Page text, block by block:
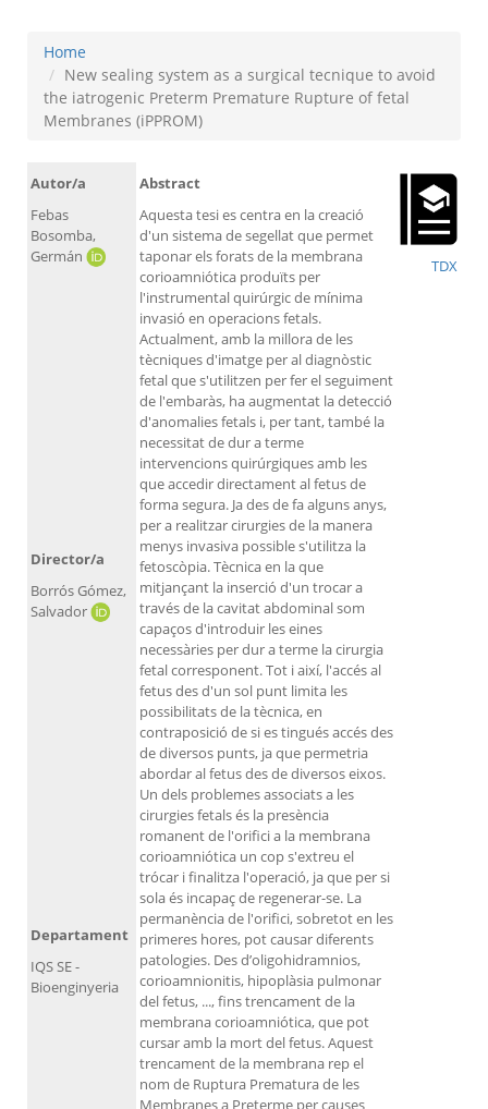
Home
New sealing system as a surgical tecnique to avoid
the iatrogenic Preterm Premature Rupture of fetal
Membranes (iPPROM)
Autor/a
Febas
Bosomba,
Germán
Abstract
Aquesta tesi es centra en la creació
d'un sistema de segellat que permet
taponar els forats de la membrana
corioamniótica produïts per
l'instrumental quirúrgic de mínima
invasió en operacions fetals.
Actualment, amb la millora de les
tècniques d'imatge per al diagnòstic
fetal que s'utilitzen per fer el seguiment
de l'embaràs, ha augmentat la detecció
d'anomalies fetals i, per tant, també la
necessitat de dur a terme
intervencions quirúrgiques amb les
que accedir directament al fetus de
forma segura. Ja des de fa alguns anys,
per a realitzar cirurgies de la manera
menys invasiva possible s'utilitza la
fetoscòpia. Tècnica en la que
mitjançant la inserció d'un trocar a
través de la cavitat abdominal som
capaços d'introduir les eines
necessàries per dur a terme la cirurgia
fetal corresponent. Tot i així, l'accés al
fetus des d'un sol punt limita les
possibilitats de la tècnica, en
contraposició de si es tingués accés des
de diversos punts, ja que permetria
abordar al fetus des de diversos eixos.
Un dels problemes associats a les
cirurgies fetals és la presència
romanent de l'orifici a la membrana
corioamniótica un cop s'extreu el
trócar i finalitza l'operació, ja que per si
sola és incapaç de regenerar-se. La
permanència de l'orifici, sobretot en les
primeres hores, pot causar diferents
patologies. Des d’oligohidramnios,
corioamnionitis, hipoplàsia pulmonar
del fetus, ..., fins trencament de la
membrana corioamniótica, que pot
cursar amb la mort del fetus. Aquest
trencament de la membrana rep el
nom de Ruptura Prematura de les
Membranes a Preterme per causes
TDX
Director/a
Borrós Gómez,
Salvador
Departament
IQS SE -
Bioenginyeria